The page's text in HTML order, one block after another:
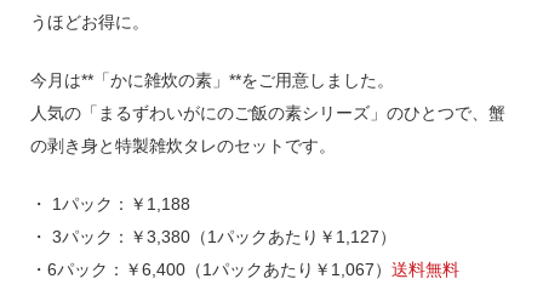
うほどお得に。
今月は**「かに雑炊の素」**をご用意しました。
人気の「まるずわいがにのご飯の素シリーズ」のひとつで、蟹
の剥き身と特製雑炊タレのセットです。
・ 1パック：￥1,188
・ 3パック：￥3,380（1パックあたり￥1,127）
・6パック：￥6,400（1パックあたり￥1,067） 送料無料